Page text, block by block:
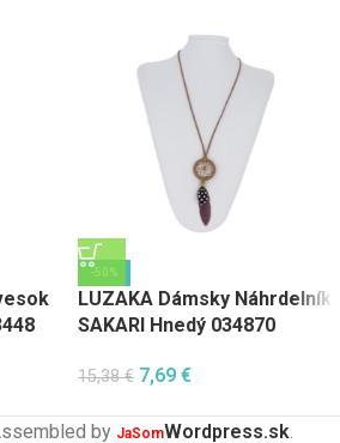
-50%
LUZAKA Dámsky Náhrdelník
SAKARI Hnedý 034870
15,38€ 7,69 €
by JaSomWordpress.sk.